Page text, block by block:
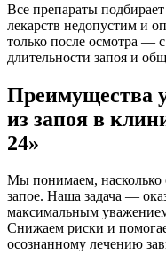
Все препараты
лекарств недопустим и
только после осмотра —
длительности запоя и
Преимущества
из запоя в
24»
Мы понимаем, насколько
запое. Наша задача —
максимальным
Снижаем риски и
осознанному лечению